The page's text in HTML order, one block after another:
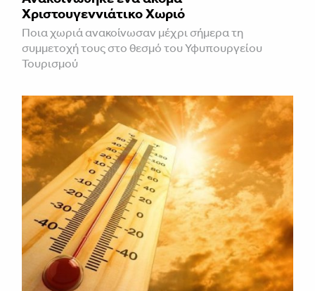
Χριστουγεννιάτικο Χωριό
Ποια χωριά ανακοίνωσαν μέχρι σήμερα τη
συμμετοχή τους στο θεσμό του Υφυπουργείου
Τουρισμού